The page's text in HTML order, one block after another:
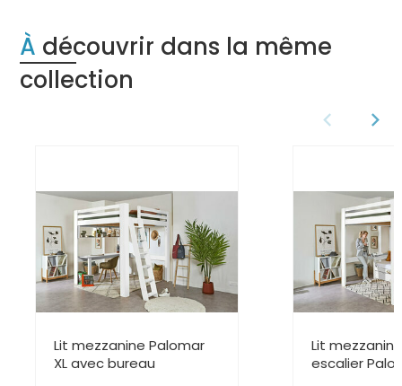
À découvrir dans la même
collection
Lit mezzanine Palomar
XL avec bureau
Lit
escalier